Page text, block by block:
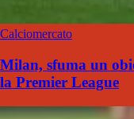
Calciomercato
Milan, sfuma un
la Premier League